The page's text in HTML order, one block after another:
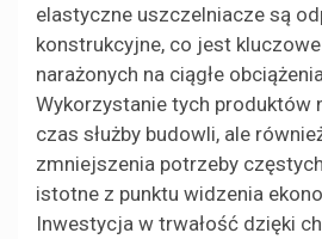
elastyczne uszczelniacze są
konstrukcyjne, co jest
narażonych na ciągłe
Wykorzystanie tych produktów
czas służby budowli, ale
zmniejszenia potrzeby
istotne z punktu widzenia
Inwestycja w trwałość dzięki